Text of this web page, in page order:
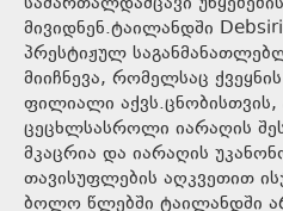
მივიდნენ.ტაილანდში
პრესტიჟულ
მიიჩნევა, რომელსაც
ფილიალი
ცეცხლსასროლი იარაღის
მკაცრია და იარაღის
თავისუფლების აღკვეთით
ბოლო წლებში ტაილანდში